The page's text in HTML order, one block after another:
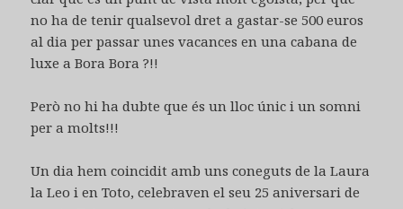
no ha de tenir qualsevol dret a gastar-se 500 euros
al dia per passar unes vacances en una cabana de
luxe a Bora Bora ?!!
Però no hi ha dubte que és un lloc únic i un somni
per a molts!!!
Un dia hem coincidit amb uns coneguts de la Laura
la Leo i en Toto, celebraven el seu 25 aniversari de